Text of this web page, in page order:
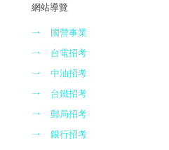
網站導覽
→
國營事業
→
台電招考
→
中油招考
→
台鐵招考
→
郵局招考
→
銀行招考